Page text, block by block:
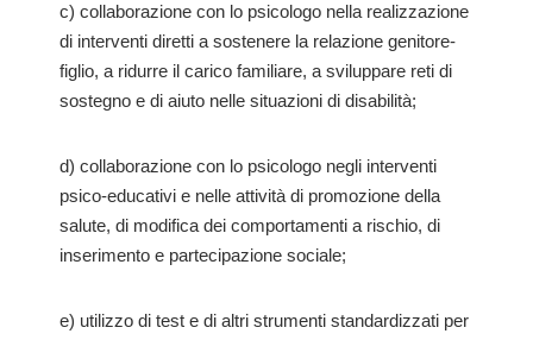
c) collaborazione con lo psicologo nella realizzazione
di interventi diretti a sostenere la relazione genitore-
figlio, a ridurre il carico familiare, a sviluppare reti di
sostegno e di aiuto nelle situazioni di disabilità;
d) collaborazione con lo psicologo negli interventi
psico-educativi e nelle attività di promozione della
salute, di modifica dei comportamenti a rischio, di
inserimento e partecipazione sociale;
e) utilizzo di test e di altri strumenti standardizzati per